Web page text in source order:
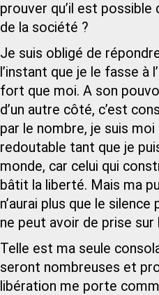
prouver qu’il est
de la société ?
Je suis obligé de
l’instant que je le fasse
fort que moi. A son
d’un autre côté, c’est
par le nombre, je suis
redoutable tant que je
monde, car celui qui
bâtit la liberté. Mais ma
n’aurai plus que le
ne peut avoir de prise sur
Telle est ma seule
seront nombreuses et
libération me porte